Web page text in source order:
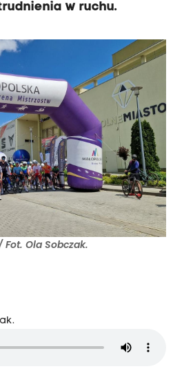
w ruchu.
Ola Sobczak.